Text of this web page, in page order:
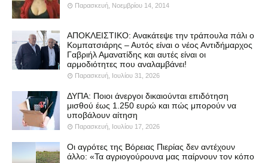
Παρασκευή, Νοεμβρίου 14, 2014
ΑΠΟΚΛΕΙΣΤΙΚΟ: Ανακάτεψε την τράπουλα πάλι ο
Κομπατσιάρης – Αυτός είναι ο νέος Αντιδήμαρχος
Γαβριήλ Αμανατίδης και αυτές είναι οι
αρμοδιότητες που αναλαμβάνει!
Παρασκευή, Ιουλίου 31, 2026
ΔΥΠΑ: Ποιοι άνεργοι δικαιούνται επιδότηση
μισθού έως 1.250 ευρώ και πώς μπορούν να
υποβάλουν αίτηση
Παρασκευή, Ιουλίου 17, 2026
Οι αγρότες της Βόρειας Πιερίας δεν αντέχουν
άλλο: «Τα αγριογούρουνα μας παίρνουν τον κόπο